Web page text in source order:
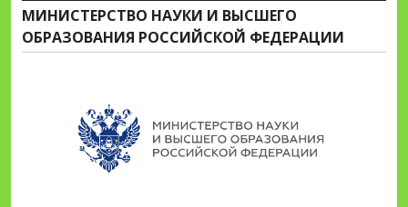
МИНИСТЕРСТВО НАУКИ И ВЫСШЕГО
ОБРАЗОВАНИЯ РОССИЙСКОЙ ФЕДЕРАЦИИ